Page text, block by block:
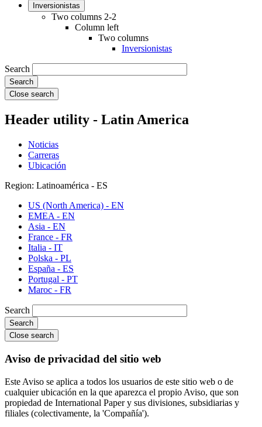
Inversionistas
Two columns 2-2
Column left
Two columns
Inversionistas
Search
Close search
Header utility - Latin America
Noticias
Carreras
Ubicación
Region: Latinoamérica - ES
US (North America) - EN
EMEA - EN
Asia - EN
France - FR
Italia - IT
Polska - PL
España - ES
Portugal - PT
Maroc - FR
Search
Close search
Aviso de privacidad del sitio web
Este Aviso se aplica a todos los usuarios de este sitio web o de
cualquier ubicación en la que aparezca el propio Aviso, que son
propiedad de International Paper y sus divisiones, subsidiarias y
filiales (colectivamente, la 'Compañía').